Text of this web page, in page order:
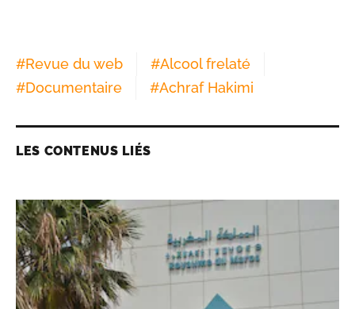
#Revue du web #Alcool frelaté
#Documentaire #Achraf Hakimi
LES CONTENUS LIÉS